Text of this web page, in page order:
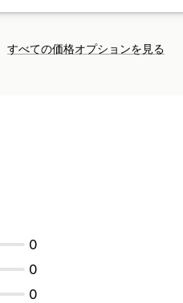
すべての価格オプションを見る
0
0
0